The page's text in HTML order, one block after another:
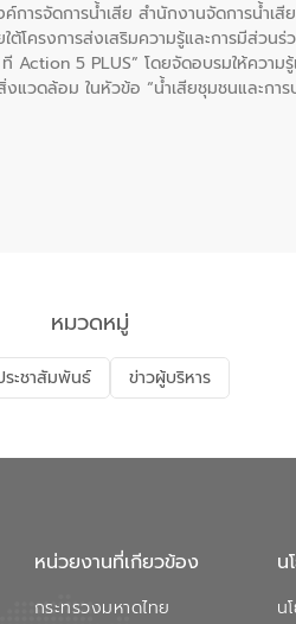
รจัดการน้ำเสีย สำนักงานจัดการน้ำเ
โครงการส่งเสริมความรู้และการมีส่วน
Action 5 PLUS” โดยจัดอบรมให้ความ
แวดล้อม ในหัวข้อ “น้ำเสียชุมชนและกา
ดน้ำเสียจากแหล่งกำเนิด การบำบัดน้ำเ
หมวดหมู่
ระชาสัมพันธ์ ข่าวผู้บริหาร
หน่วยงานที่เกียวข้อง
กระทรวงมหาดไทย
น
น